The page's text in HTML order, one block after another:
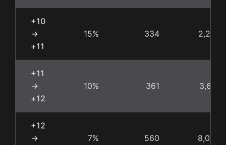
+10
→
+11
15% 334 2,227
+11
→
+12
10% 361 3,610
+12
→
7% 560 8,000